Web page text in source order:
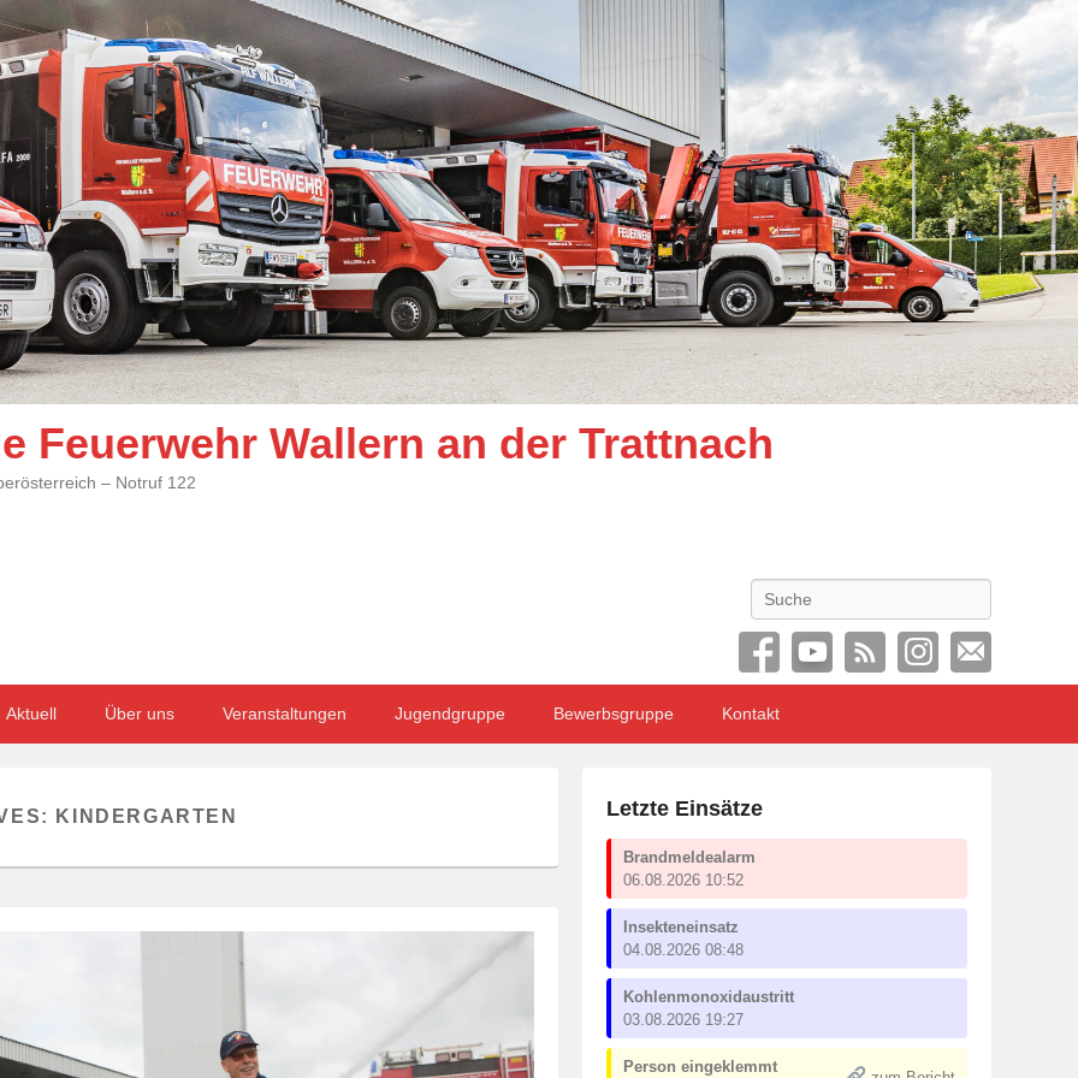
Feuerwehr Wallern an der Trattnach
– Notruf 122
Search
Aktuell Über uns Veranstaltungen Jugendgruppe Bewerbsgruppe Kontakt
KINDERGARTEN Letzte Einsätze
Brandmeldealarm
06.08.2026 10:52
Insekteneinsatz
04.08.2026 08:48
Kohlenmonoxidaustritt
03.08.2026 19:27
Person eingeklemmt